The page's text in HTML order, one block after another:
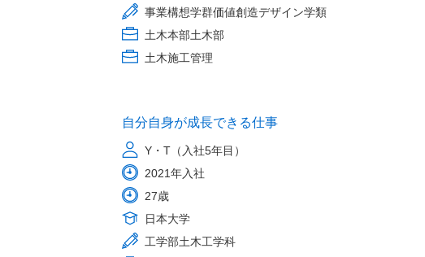
事業構想学群価値創造デザイン学類
土木本部土木部
土木施工管理
自分自身が成長できる仕事
Y・T（入社5年目）
2021年入社
27歳
日本大学
工学部土木工学科